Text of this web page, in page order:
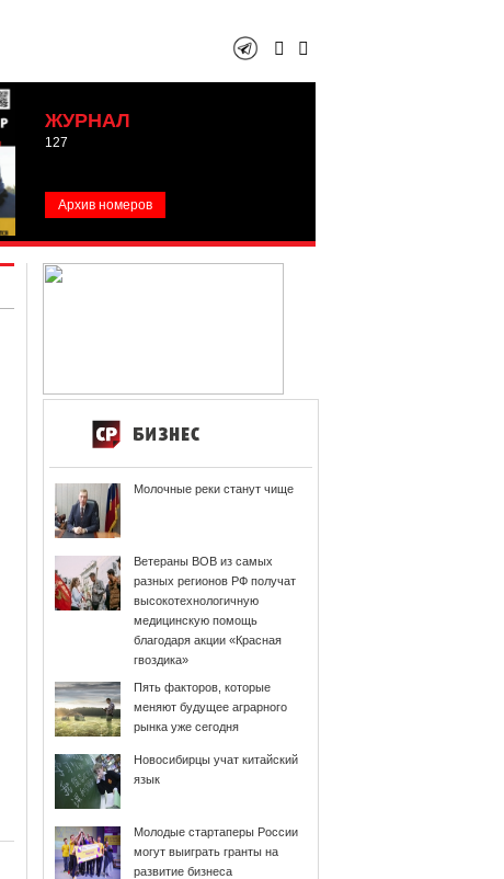
ЖУРНАЛ
127
Архив номеров
Молочные реки станут чище
Ветераны ВОВ из самых
разных регионов РФ получат
высокотехнологичную
медицинскую помощь
благодаря акции «Красная
гвоздика»
Пять факторов, которые
меняют будущее аграрного
рынка уже сегодня
Новосибирцы учат китайский
язык
Молодые стартаперы России
могут выиграть гранты на
развитие бизнеса